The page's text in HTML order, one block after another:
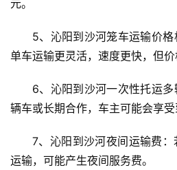
元。
5、沁阳到沙河笼车运输价格
单车运输更灵活，速度更快，但价
6、沁阳到沙河一次性托运
辆车或长期合作，车主可能会享受
7、沁阳到沙河夜间运输费
运输，可能产生夜间服务费。